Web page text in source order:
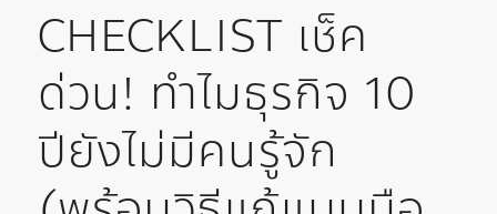
CHECKLIST เช็ค
ด่วน! ทำไมธุรกิจ 10
ปียังไม่มีคนรู้จัก